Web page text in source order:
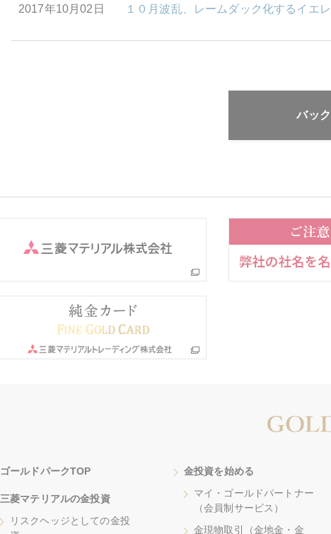
2017年10月02日 １０月波乱、レームダック化するイエ
バッ
ゴールドパークTOP
三菱マテリアルの金投資
リスクヘッジとしての金投
金投資を始める
マイ・ゴールドパートナー
（会員制サービス）
金現物取引（金地金・金